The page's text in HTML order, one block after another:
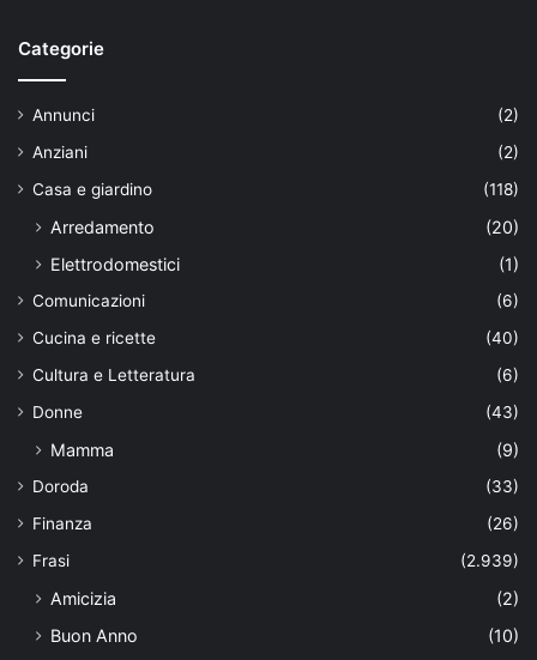
Categorie
Annunci
(2)
Anziani
(2)
Casa e giardino
(118)
Arredamento
(20)
Elettrodomestici
(1)
Comunicazioni
(6)
Cucina e ricette
(40)
Cultura e Letteratura
(6)
Donne
(43)
Mamma (9)
Doroda
(33)
Finanza
(26)
Frasi
(2.939)
Amicizia
(2)
Buon Anno
(10)